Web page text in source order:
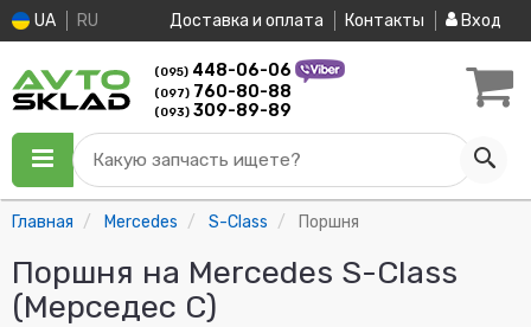
UA RU Доставка и оплата Контакты Вход
(095) 448-06-06
(097) 760-80-88
(093) 309-89-89
Какую запчасть ищете?
Главная Mercedes S-Class Поршня
Поршня на Mercedes S-Class
(Мерседес С)